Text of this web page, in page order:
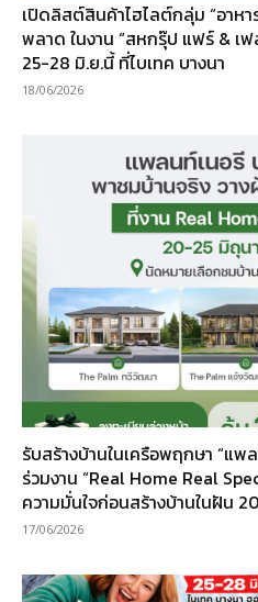
เปิดลิสต์สินค้าไฮไลต์กลุ่ม “อาหา
พลาด ในงาน “สหกรุ๊ป แฟร์ & เ
25-28 มิ.ย.นี้ ที่ไบเทค บางนา
18/06/2026
รับสร้างบ้านในเครือพฤกษา “แ
ร่วมงาน “Real Home Real
ความมั่นใจก่อนสร้างบ้านในฝัน
17/06/2026